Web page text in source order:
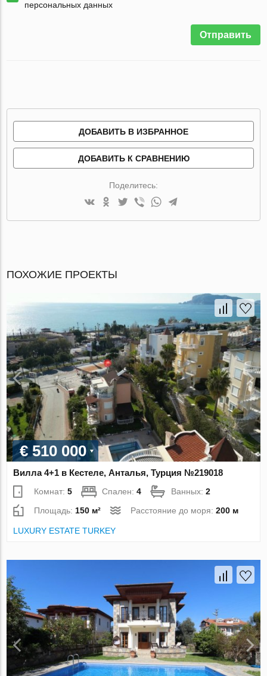
персональных данных
Отправить
ДОБАВИТЬ В ИЗБРАННОЕ
ДОБАВИТЬ К СРАВНЕНИЮ
Поделитесь:
ПОХОЖИЕ ПРОЕКТЫ
€ 510 000
Вилла 4+1 в Кестеле, Анталья, Турция №219018
Комнат:5 Спален:4 Ванных:2
Площадь:150 м² Расстояние до моря:200 м
LUXURY ESTATE TURKEY